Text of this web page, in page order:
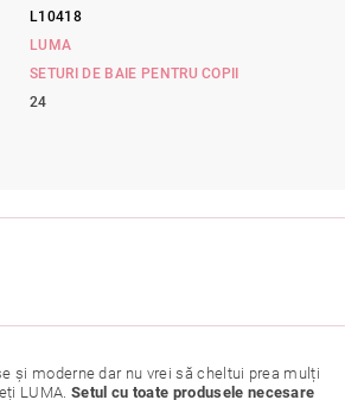
L10418
LUMA
SETURI DE BAIE PENTRU COPII
24
și moderne dar nu vrei să cheltui prea mulți
LUMA. Setul cu toate produsele necesare